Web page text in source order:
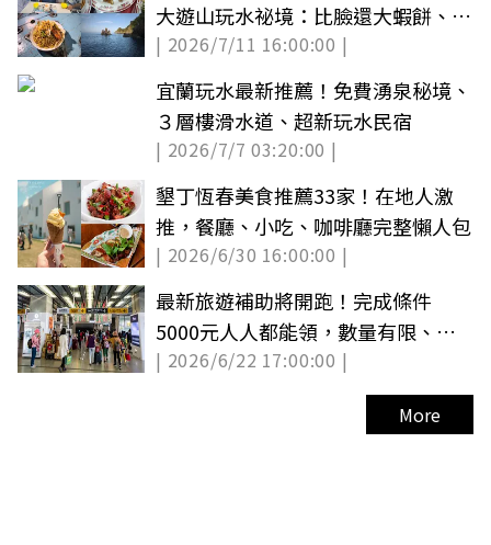
大遊山玩水祕境：比臉還大蝦餅、網
路爆紅海鮮炒麵
| 2026/7/11 16:00:00 |
宜蘭玩水最新推薦！免費湧泉秘境、
３層樓滑水道、超新玩水民宿
| 2026/7/7 03:20:00 |
墾丁恆春美食推薦33家！在地人激
推，餐廳、小吃、咖啡廳完整懶人包
| 2026/6/30 16:00:00 |
最新旅遊補助將開跑！完成條件
5000元人人都能領，數量有限、領
取方式一次看
| 2026/6/22 17:00:00 |
More